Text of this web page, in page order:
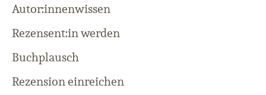
Autor:innenwissen
Rezensent:in werden
Buchplausch
Rezension einreichen